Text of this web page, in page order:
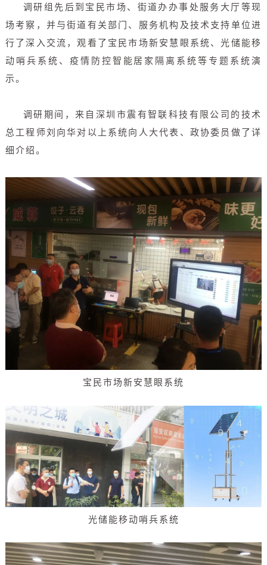
调研组先后到宝民市场、街道办办事处服务大厅等现
场考察，并与街道有关部门、服务机构及技术支持单位进
行了深入交流，观看了宝民市场新安慧眼系统、光储能移
动哨兵系统、疫情防控智能居家隔离系统等专题系统演
示。
调研期间，来自深圳市震有智联科技有限公司的技术
总工程师刘向华对以上系统向人大代表、政协委员做了详
细介绍。
宝民市场新安慧眼系统
光储能移动哨兵系统